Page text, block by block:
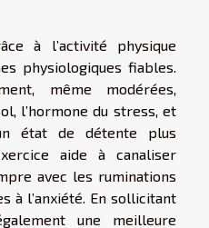
à l’activité physique
physiologiques fiables.
même modérées,
l’hormone du stress, et
état de détente plus
aide à canaliser
avec les ruminations
à l’anxiété. En sollicitant
une meilleure